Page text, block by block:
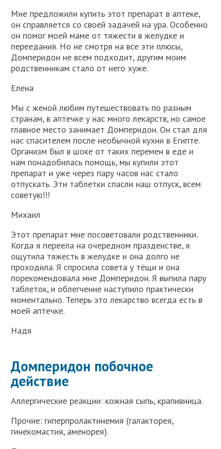
Мне предложили купить этот препарат в аптеке,
он справляется со своей задачей на ура. Особенно
он помог моей маме от тяжести в желудке и
переедания. Но не смотря на все эти плюсы,
Домперидон не всем подходит, другим моим
родственникам стало от него хуже.
Елена
Мы с женой любим путешествовать по разным
странам, в аптечке у нас много лекарств, но самое
главное место занимает Домперидон. Он стал для
нас спасителем после необычной кухни в Египте.
Организм был в шоке от таких перемен в еде и
нам понадобилась помощь, мы купили этот
препарат и уже через пару часов нас стало
отпускать. Эти таблетки спасли наш отпуск, всем
советую!!!
Михаил
Этот препарат мне посоветовали родственники.
Когда я переела на очередном празденстве, я
ощутила тяжесть в желудке и она долго не
проходила. Я спросила совета у тёщи и она
порекомендовала мне Домперидон. Я выпила пару
таблеток, и облегчение наступило практически
моментально. Теперь это лекарство всегда есть в
моей аптечке.
Надя
Домперидон побочное
действие
Аллергические реакции: кожная сыпь, крапивница.
Прочие: гиперпролактинемия (галакторея,
гинекомастия, аменорея).